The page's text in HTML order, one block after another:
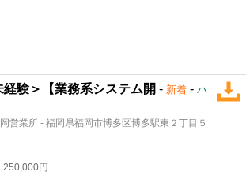
験＞【業務系システム開 - 新着 - ハ
営業所 - 福岡県福岡市博多区博多駅東２丁目５
250,000円